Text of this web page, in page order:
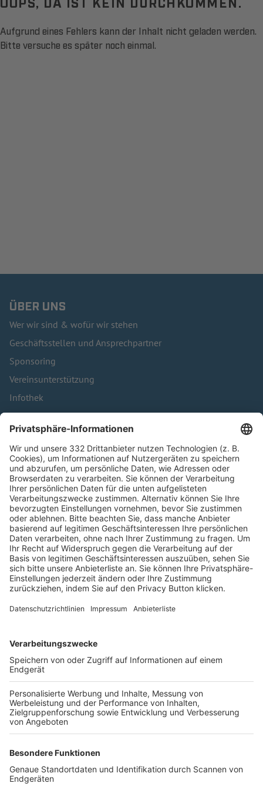
Aufgrund eines Fehlers kann der Inhalt nicht geladen werden.
Bitte versuche es später noch einmal.
ÜBER UNS
Wer wir sind & wofür wir stehen
Geschäftsstellen und Ansprechpartner
Sponsoring
Vereinsunterstützung
Infothek
Kontakt
HÄUFIG BESUCHTE SEITEN
Pässe und Vereinswechsel
Trainerausbildung
Schulungsangebot Vereinsmitarbeiter
BFV-Geschäftsstellen
Trainerbörse
Login SpielPlus
FOLGE DEM BFV
TOP-VEREINE
TOP-PARTNER